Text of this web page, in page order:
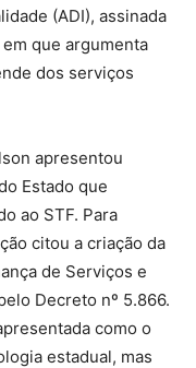
(ADI), assinada
que argumenta
dos serviços
apresentou
Estado que
ao STF. Para
citou a criação da
de Serviços e
Decreto nº 5.866.
como o
estadual, mas